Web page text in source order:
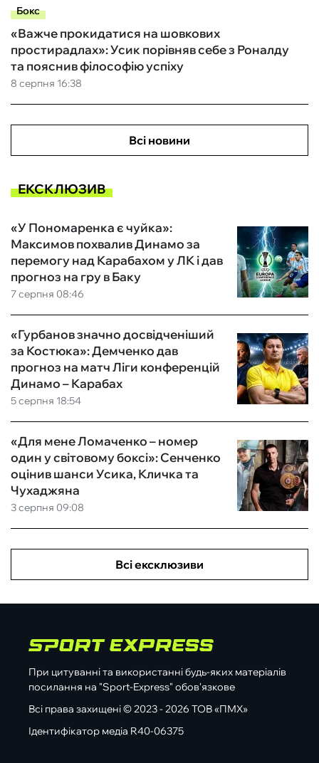
Бокс
8 серпня 16:38
«Важче прокидатися на шовкових
простирадлах»: Усик порівняв себе з Роналду
та пояснив філософію успіху
Всі новини
ЕКСКЛЮЗИВ
7 серпня 08:46
«У Пономаренка є чуйка»:
Максимов похвалив Динамо за
перемогу над Карабахом у ЛК і дав
прогноз на гру в Баку
5 серпня 18:54
«Гурбанов значно досвідченіший
за Костюка»: Демченко дав
прогноз на матч Ліги конференцій
Динамо – Карабах
3 серпня 09:08
«Для мене Ломаченко – номер
один у світовому боксі»: Сенченко
оцінив шанси Усика, Кличка та
Чухаджяна
Всі ексклюзиви
При цитуванні та використанні будь-яких матеріалів
посилання на "Sport-Express" обов'язкове
Всі права захищені © 2023 - 2026 ТОВ «ПМХ»
Ідентифікатор медіа R40-06375